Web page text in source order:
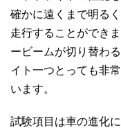
確かに遠くまで明る
走行することができ
ービームが切り替わ
イト一つとっても非
います。
試験項目は車の進化